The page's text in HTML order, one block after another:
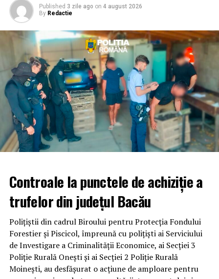
Published 3 zile ago on 4 august 2026
By Redactie
Controale la punctele de achiziție a
trufelor din județul Bacău
Polițiștii din cadrul Biroului pentru Protecția Fondului
Forestier și Piscicol, împreună cu polițiști ai Serviciului
de Investigare a Criminalității Economice, ai Secției 3
Poliție Rurală Onești și ai Secției 2 Poliție Rurală
Moinești, au desfășurat o acțiune de amploare pentru